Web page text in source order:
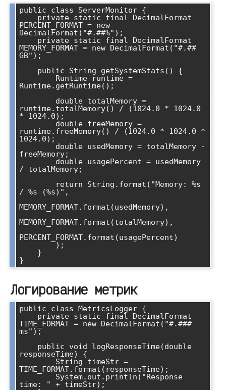
public class ServerMonitor {
PERCENT_FORMAT = new
DecimalFormat("#.##%");
MEMORY_FORMAT = new DecimalFormat("#.##
GB");
Runtime.getRuntime();
runtime.totalMemory() / (1024.0 * 1024.0
* 1024.0);
runtime.freeMemory() / (1024.0 * 1024.0 *
1024.0);
freeMemory;
/ totalMemory;
/ %s (%s)",
MEMORY_FORMAT.format(usedMemory),
MEMORY_FORMAT.format(totalMemory),
PERCENT_FORMAT.format(usagePercent)
        );
Логирование метрик
public class MetricsLogger {
TIME_FORMAT = new DecimalFormat("#.###
ms");
responseTime) {
TIME_FORMAT.format(responseTime);
        System.out.println("Response
time: " + timeStr);